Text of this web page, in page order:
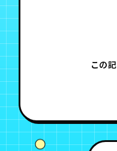
この